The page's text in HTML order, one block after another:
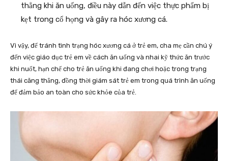
thẳng khi ăn uống, điều này dẫn đến việc thực phẩm bị
kẹt trong cổ họng và gây ra hóc xương cá.
Vì vậy, để tránh tình trạng hóc xương cá ở trẻ em, cha mẹ cần chú ý
đến việc giáo dục trẻ em về cách ăn uống và nhai kỹ thức ăn trước
khi nuốt, hạn chế cho trẻ ăn uống khi đang chơi hoặc trong trạng
thái căng thẳng, đồng thời giám sát trẻ em trong quá trình ăn uống
để đảm bảo an toàn cho sức khỏe của trẻ.